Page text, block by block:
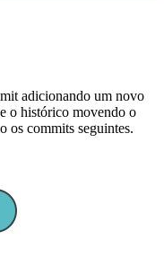
adicionando um novo
o histórico movendo o
os commits seguintes.